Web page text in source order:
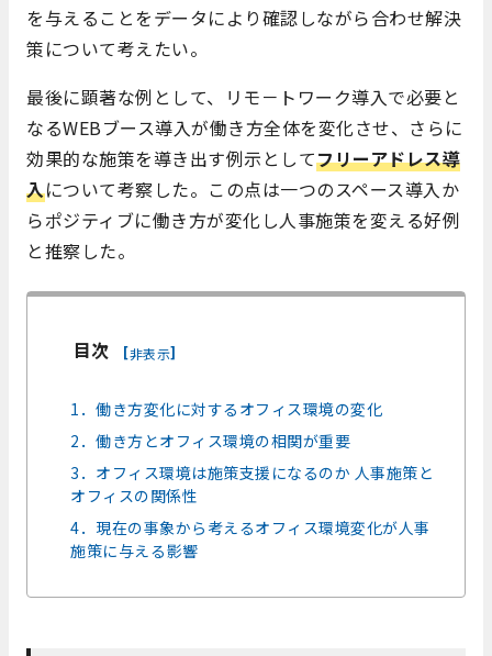
を与えることをデータにより確認しながら合わせ解決
策について考えたい。
最後に顕著な例として、リモ－トワーク導入で必要と
なるWEBブース導入が働き方全体を変化させ、さらに
効果的な施策を導き出す例示としてフリーアドレス導
入について考察した。この点は一つのスペース導入か
らポジティブに働き方が変化し人事施策を変える好例
と推察した。
目次 [非表示]
1．働き方変化に対するオフィス環境の変化
2．働き方とオフィス環境の相関が重要
3．オフィス環境は施策支援になるのか 人事施策と
オフィスの関係性
4．現在の事象から考えるオフィス環境変化が人事
施策に与える影響